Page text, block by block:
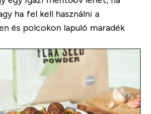
ha fel kell használni a
és polcokon lapuló maradék